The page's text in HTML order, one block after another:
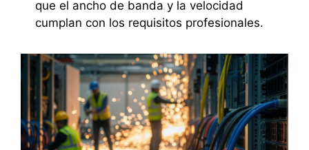
que el ancho de banda y la velocidad
cumplan con los requisitos profesionales.